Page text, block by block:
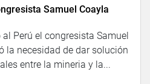
Samuel Coayla
Perú el congresista Samuel
la necesidad de dar solución
entre la mineria y la...